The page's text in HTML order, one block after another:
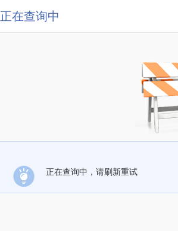
正在查询中
正在查询中，请刷新重试